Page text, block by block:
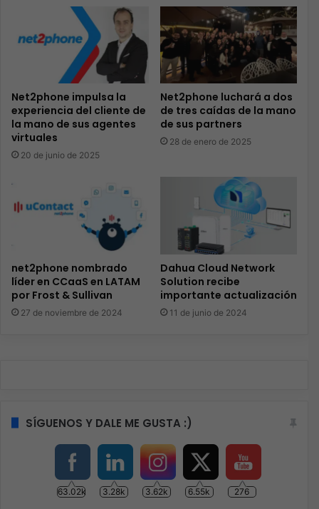
Net2phone impulsa la
experiencia del cliente de
la mano de sus agentes
virtuales
20 de junio de 2025
Net2phone luchará a dos
de tres caídas de la mano
de sus partners
28 de enero de 2025
net2phone nombrado
líder en CCaaS en LATAM
por Frost & Sullivan
27 de noviembre de 2024
Dahua Cloud Network
Solution recibe
importante actualización
11 de junio de 2024
SÍGUENOS Y DALE ME GUSTA :)
63.02k 3.28k 3.62k 6.55k 276